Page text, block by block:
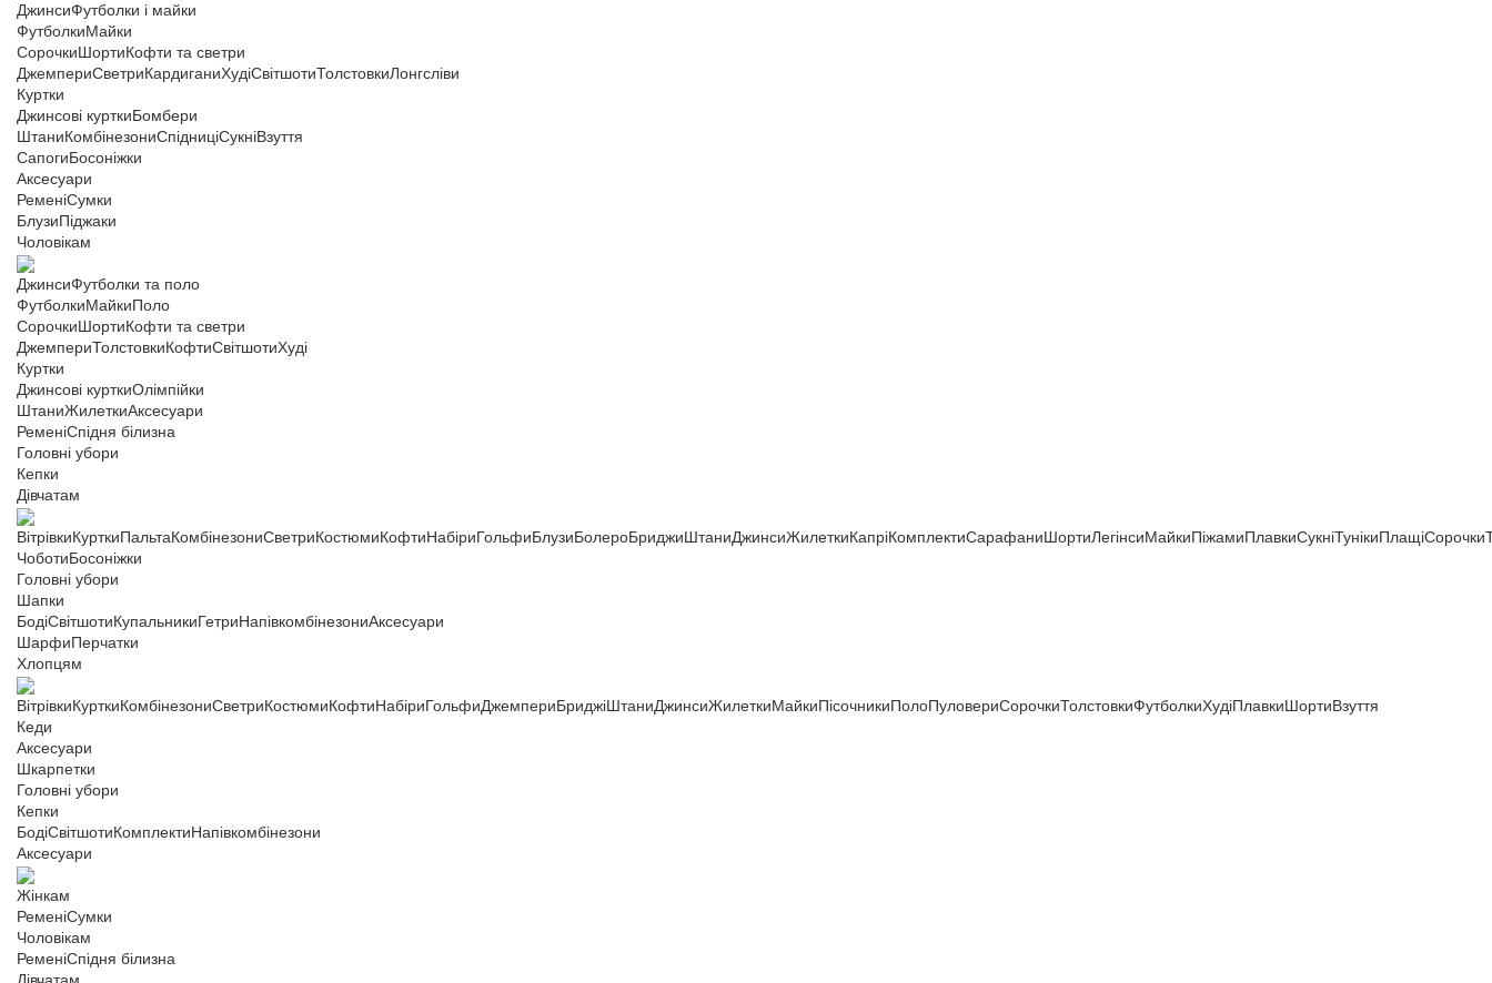
ДжинсиФутболки і майки
ФутболкиМайки
СорочкиШортиКофти та светри
ДжемпериСветриКардиганиХудіСвітшотиТолстовкиЛонгсліви
Куртки
Джинсові курткиБомбери
ШтаниКомбінезониСпідниціСукніВзуття
СапогиБосоніжки
Аксесуари
РеменіСумки
БлузиПіджаки
Чоловікам
ДжинсиФутболки та поло
ФутболкиМайкиПоло
СорочкиШортиКофти та светри
ДжемпериТолстовкиКофтиСвітшотиХуді
Куртки
Джинсові курткиОлімпійки
ШтаниЖилеткиАксесуари
РеменіСпідня білизна
Головні убори
Кепки
Дівчатам
ВітрівкиКурткиПальтаКомбінезониСветриКостюмиКофтиНабіриГольфиБлузиБолероБриджиШтаниДжинсиЖилеткиКапріКомплектиСарафаниШортиЛегінсиМайкиПіжамиПлавкиСукніТунікиПлащіСорочки
ЧоботиБосоніжки
Головні убори
Шапки
БодіСвітшотиКупальникиГетриНапівкомбінезониАксесуари
ШарфиПерчатки
Хлопцям
ВітрівкиКурткиКомбінезониСветриКостюмиКофтиНабіриГольфиДжемпериБриджіШтаниДжинсиЖилеткиМайкиПісочникиПолоПуловериСорочкиТолстовкиФутболкиХудіПлавкиШортиВзуття
Кеди
Аксесуари
Шкарпетки
Головні убори
Кепки
БодіСвітшотиКомплектиНапівкомбінезони
Аксесуари
Жінкам
РеменіСумки
Чоловікам
РеменіСпідня білизна